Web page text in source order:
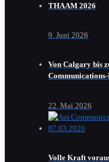
THAAM 2026
9. Juni 2026
Von Calgary bis
22. Mai 2026
Volle Kraft